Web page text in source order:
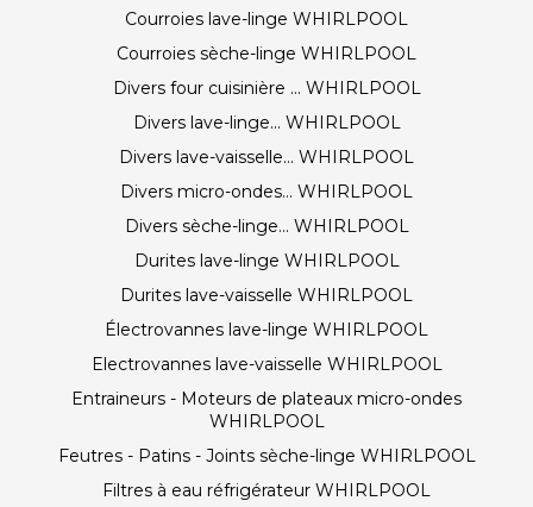
Courroies lave-linge WHIRLPOOL
Courroies sèche-linge WHIRLPOOL
Divers four cuisinière ... WHIRLPOOL
Divers lave-linge... WHIRLPOOL
Divers lave-vaisselle... WHIRLPOOL
Divers micro-ondes... WHIRLPOOL
Divers sèche-linge... WHIRLPOOL
Durites lave-linge WHIRLPOOL
Durites lave-vaisselle WHIRLPOOL
Électrovannes lave-linge WHIRLPOOL
Electrovannes lave-vaisselle WHIRLPOOL
Entraineurs - Moteurs de plateaux micro-ondes
WHIRLPOOL
Feutres - Patins - Joints sèche-linge WHIRLPOOL
Filtres à eau réfrigérateur WHIRLPOOL